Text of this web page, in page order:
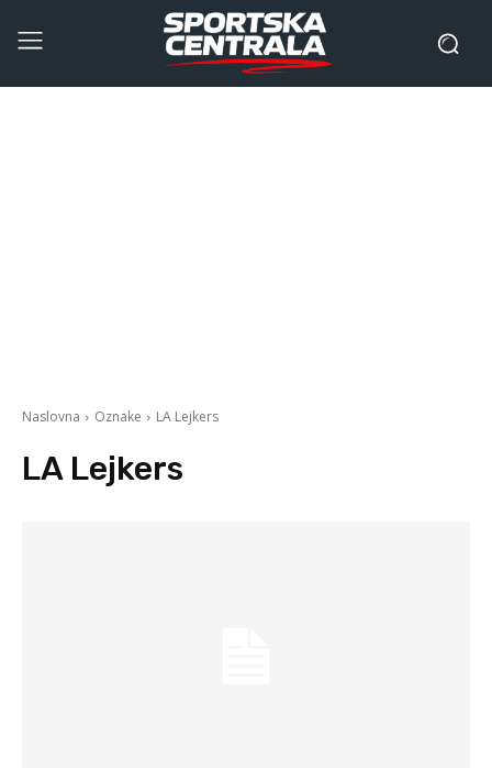
Naslovna Oznake LA Lejkers
LA Lejkers